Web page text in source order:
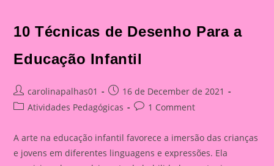
10 Técnicas de Desenho Para a
Educação Infantil
Post
author:
carolinapalhas01
Post
published:
16 de December de 2021
PostAtividades Pedagógicas
Post1 Comment
A arte na educação infantil favorece a imersão das crianças
e jovens em diferentes linguagens e expressões. Ela